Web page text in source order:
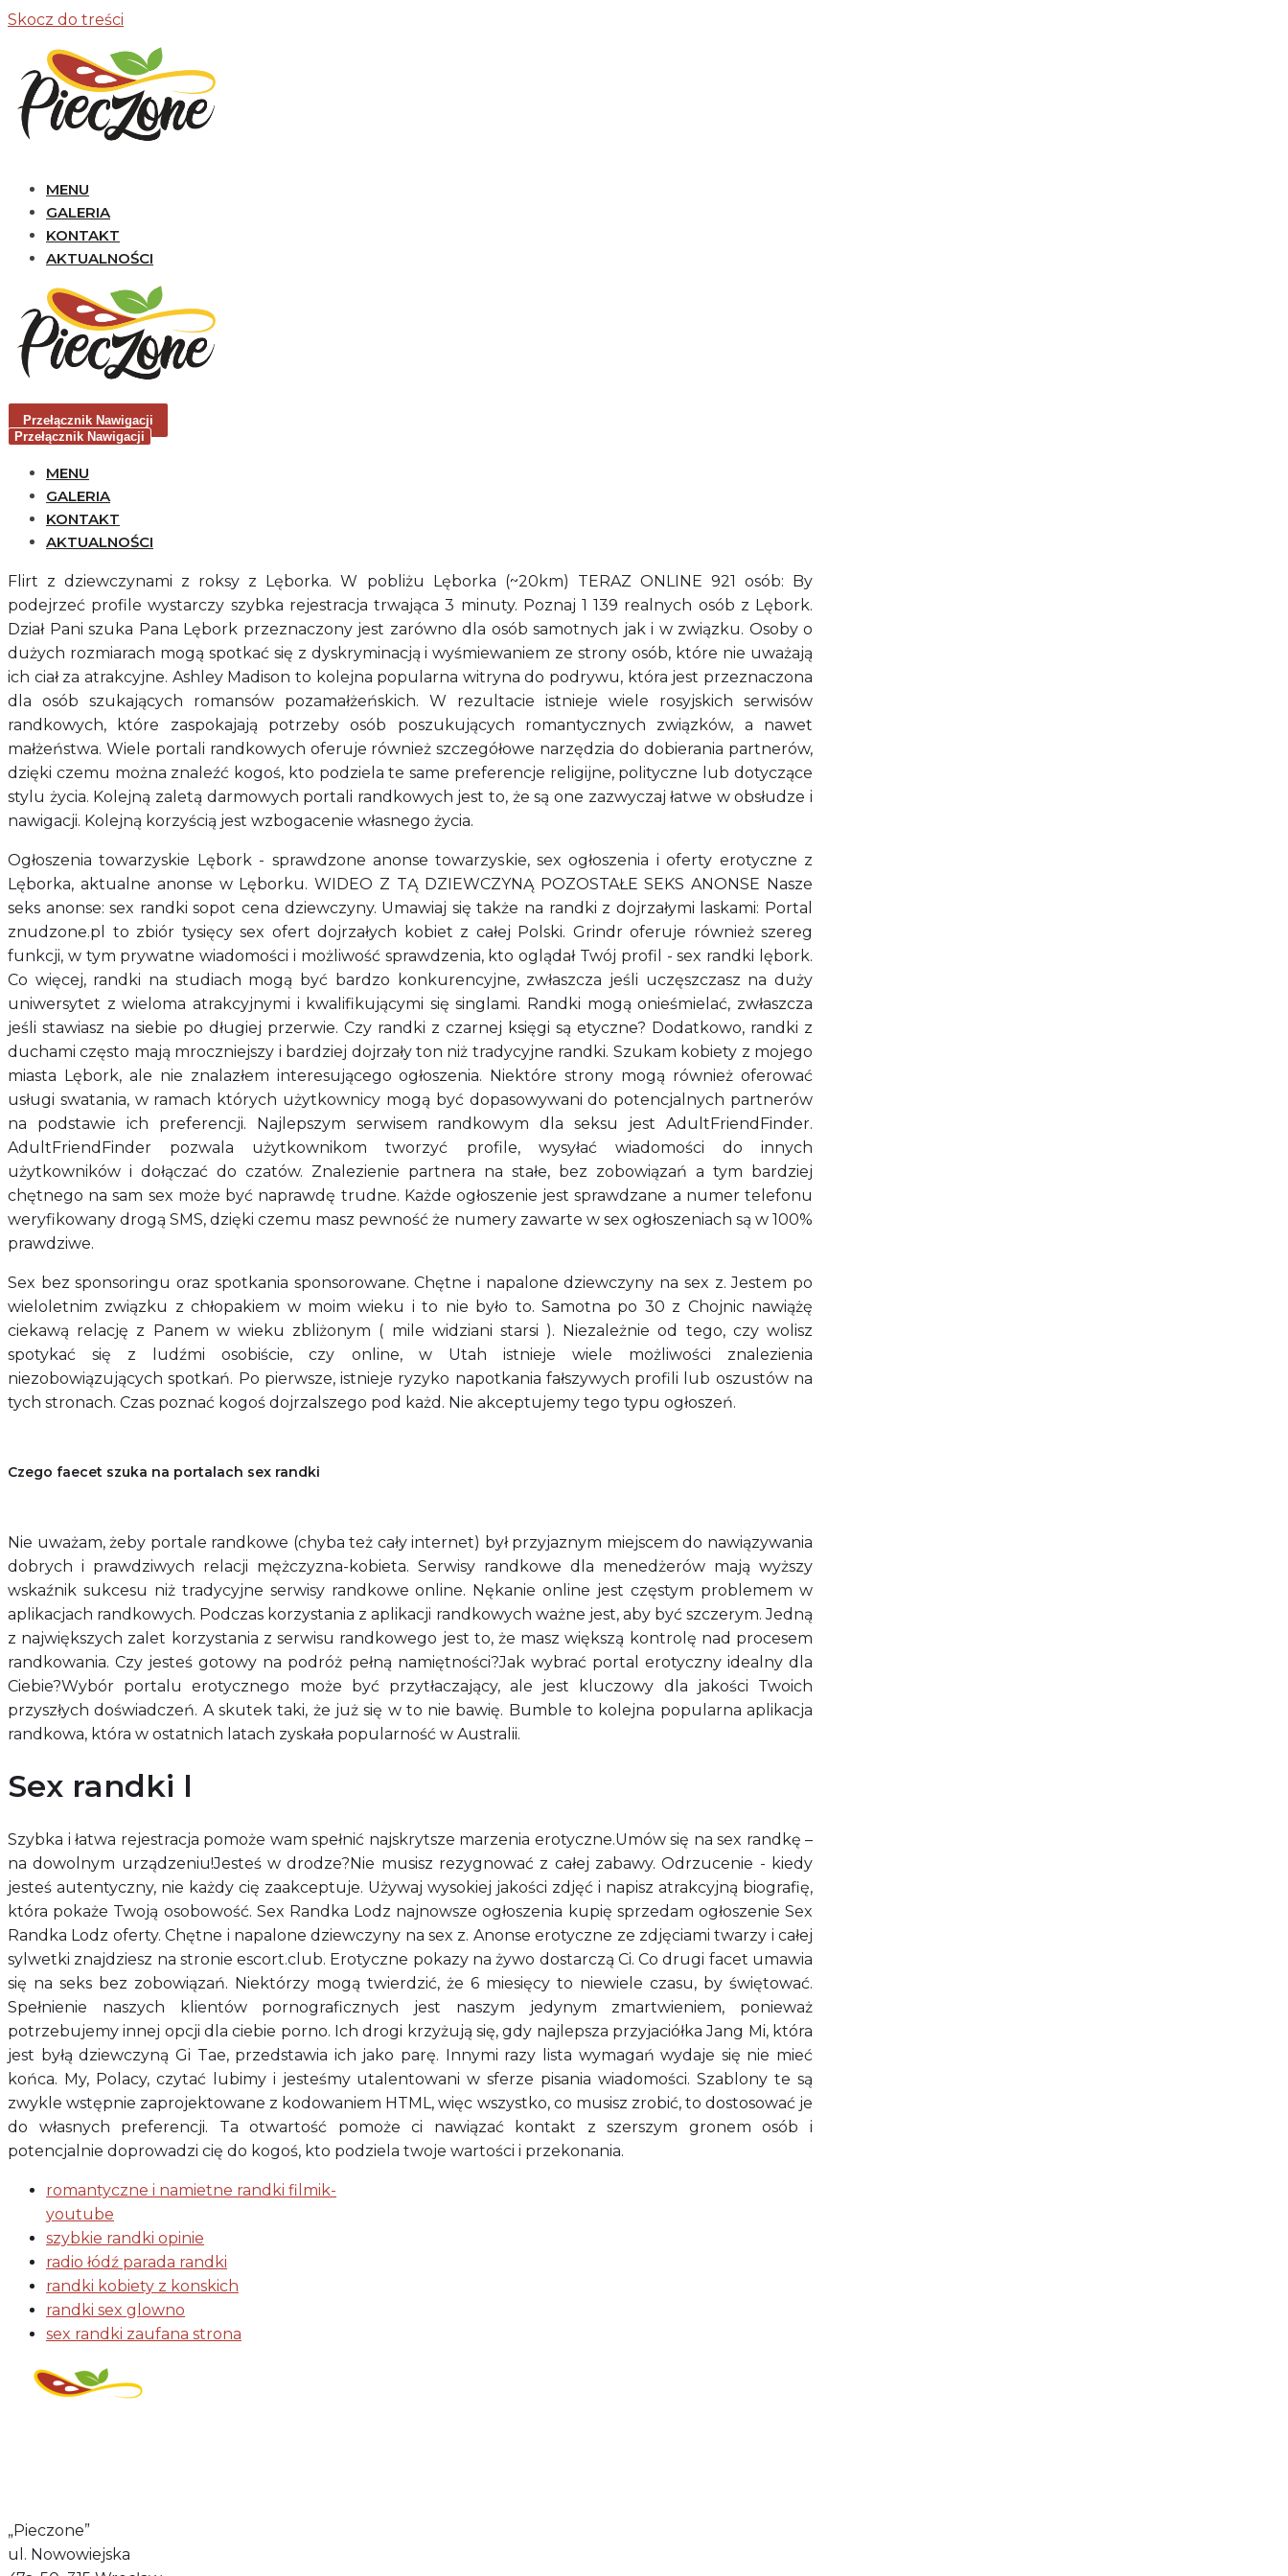
Skocz do treści
MENU
GALERIA
KONTAKT
AKTUALNOŚCI
Przełącznik Nawigacji
Przełącznik Nawigacji
MENU
GALERIA
KONTAKT
AKTUALNOŚCI
Flirt z dziewczynami z roksy z Lęborka. W pobliżu Lęborka (~20km) TERAZ ONLINE 921 osób: By
podejrzeć profile wystarczy szybka rejestracja trwająca 3 minuty. Poznaj 1 139 realnych osób z Lębork.
Dział Pani szuka Pana Lębork przeznaczony jest zarówno dla osób samotnych jak i w związku. Osoby o
dużych rozmiarach mogą spotkać się z dyskryminacją i wyśmiewaniem ze strony osób, które nie uważają
ich ciał za atrakcyjne. Ashley Madison to kolejna popularna witryna do podrywu, która jest przeznaczona
dla osób szukających romansów pozamałżeńskich. W rezultacie istnieje wiele rosyjskich serwisów
randkowych, które zaspokajają potrzeby osób poszukujących romantycznych związków, a nawet
małżeństwa. Wiele portali randkowych oferuje również szczegółowe narzędzia do dobierania partnerów,
dzięki czemu można znaleźć kogoś, kto podziela te same preferencje religijne, polityczne lub dotyczące
stylu życia. Kolejną zaletą darmowych portali randkowych jest to, że są one zazwyczaj łatwe w obsłudze i
nawigacji. Kolejną korzyścią jest wzbogacenie własnego życia.
Ogłoszenia towarzyskie Lębork - sprawdzone anonse towarzyskie, sex ogłoszenia i oferty erotyczne z
Lęborka, aktualne anonse w Lęborku. WIDEO Z TĄ DZIEWCZYNĄ POZOSTAŁE SEKS ANONSE Nasze
seks anonse: sex randki sopot cena dziewczyny. Umawiaj się także na randki z dojrzałymi laskami: Portal
znudzone.pl to zbiór tysięcy sex ofert dojrzałych kobiet z całej Polski. Grindr oferuje również szereg
funkcji, w tym prywatne wiadomości i możliwość sprawdzenia, kto oglądał Twój profil - sex randki lębork.
Co więcej, randki na studiach mogą być bardzo konkurencyjne, zwłaszcza jeśli uczęszczasz na duży
uniwersytet z wieloma atrakcyjnymi i kwalifikującymi się singlami. Randki mogą onieśmielać, zwłaszcza
jeśli stawiasz na siebie po długiej przerwie. Czy randki z czarnej księgi są etyczne? Dodatkowo, randki z
duchami często mają mroczniejszy i bardziej dojrzały ton niż tradycyjne randki. Szukam kobiety z mojego
miasta Lębork, ale nie znalazłem interesującego ogłoszenia. Niektóre strony mogą również oferować
usługi swatania, w ramach których użytkownicy mogą być dopasowywani do potencjalnych partnerów
na podstawie ich preferencji. Najlepszym serwisem randkowym dla seksu jest AdultFriendFinder.
AdultFriendFinder pozwala użytkownikom tworzyć profile, wysyłać wiadomości do innych
użytkowników i dołączać do czatów. Znalezienie partnera na stałe, bez zobowiązań a tym bardziej
chętnego na sam sex może być naprawdę trudne. Każde ogłoszenie jest sprawdzane a numer telefonu
weryfikowany drogą SMS, dzięki czemu masz pewność że numery zawarte w sex ogłoszeniach są w 100%
prawdziwe.
Sex bez sponsoringu oraz spotkania sponsorowane. Chętne i napalone dziewczyny na sex z. Jestem po
wieloletnim związku z chłopakiem w moim wieku i to nie było to. Samotna po 30 z Chojnic nawiążę
ciekawą relację z Panem w wieku zbliżonym ( mile widziani starsi ). Niezależnie od tego, czy wolisz
spotykać się z ludźmi osobiście, czy online, w Utah istnieje wiele możliwości znalezienia
niezobowiązujących spotkań. Po pierwsze, istnieje ryzyko napotkania fałszywych profili lub oszustów na
tych stronach. Czas poznać kogoś dojrzalszego pod każd. Nie akceptujemy tego typu ogłoszeń.
Czego faecet szuka na portalach sex randki
Nie uważam, żeby portale randkowe (chyba też cały internet) był przyjaznym miejscem do nawiązywania
dobrych i prawdziwych relacji mężczyzna-kobieta. Serwisy randkowe dla menedżerów mają wyższy
wskaźnik sukcesu niż tradycyjne serwisy randkowe online. Nękanie online jest częstym problemem w
aplikacjach randkowych. Podczas korzystania z aplikacji randkowych ważne jest, aby być szczerym. Jedną
z największych zalet korzystania z serwisu randkowego jest to, że masz większą kontrolę nad procesem
randkowania. Czy jesteś gotowy na podróż pełną namiętności?Jak wybrać portal erotyczny idealny dla
Ciebie?Wybór portalu erotycznego może być przytłaczający, ale jest kluczowy dla jakości Twoich
przyszłych doświadczeń. A skutek taki, że już się w to nie bawię. Bumble to kolejna popularna aplikacja
randkowa, która w ostatnich latach zyskała popularność w Australii.
Sex randki l
Szybka i łatwa rejestracja pomoże wam spełnić najskrytsze marzenia erotyczne.Umów się na sex randkę –
na dowolnym urządzeniu!Jesteś w drodze?Nie musisz rezygnować z całej zabawy. Odrzucenie - kiedy
jesteś autentyczny, nie każdy cię zaakceptuje. Używaj wysokiej jakości zdjęć i napisz atrakcyjną biografię,
która pokaże Twoją osobowość. Sex Randka Lodz najnowsze ogłoszenia kupię sprzedam ogłoszenie Sex
Randka Lodz oferty. Chętne i napalone dziewczyny na sex z. Anonse erotyczne ze zdjęciami twarzy i całej
sylwetki znajdziesz na stronie escort.club. Erotyczne pokazy na żywo dostarczą Ci. Co drugi facet umawia
się na seks bez zobowiązań. Niektórzy mogą twierdzić, że 6 miesięcy to niewiele czasu, by świętować.
Spełnienie naszych klientów pornograficznych jest naszym jedynym zmartwieniem, ponieważ
potrzebujemy innej opcji dla ciebie porno. Ich drogi krzyżują się, gdy najlepsza przyjaciółka Jang Mi, która
jest byłą dziewczyną Gi Tae, przedstawia ich jako parę. Innymi razy lista wymagań wydaje się nie mieć
końca. My, Polacy, czytać lubimy i jesteśmy utalentowani w sferze pisania wiadomości. Szablony te są
zwykle wstępnie zaprojektowane z kodowaniem HTML, więc wszystko, co musisz zrobić, to dostosować je
do własnych preferencji. Ta otwartość pomoże ci nawiązać kontakt z szerszym gronem osób i
potencjalnie doprowadzi cię do kogoś, kto podziela twoje wartości i przekonania.
romantyczne i namietne randki filmik-
youtube
szybkie randki opinie
radio łódź parada randki
randki kobiety z konskich
randki sex glowno
sex randki zaufana strona
„Pieczone”
ul. Nowowiejska